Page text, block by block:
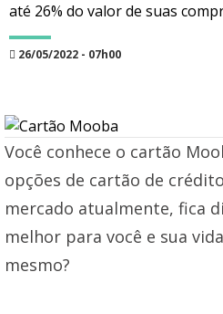
até 26% do valor de suas
26/05/2022 - 07h00
Você conhece o cartão
opções de cartão de
mercado atualmente, fica
melhor para você e sua
mesmo?